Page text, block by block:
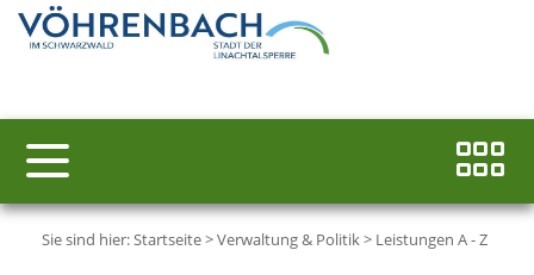
Sie sind hier:Startseite>Verwaltung & Politik> Leistungen A - Z